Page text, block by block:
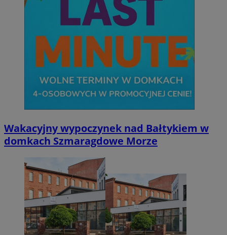
Wakacyjny wypoczynek nad Bałtykiem w
domkach Szmaragdowe Morze